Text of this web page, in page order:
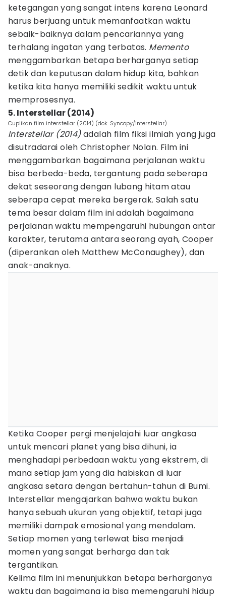
ketegangan yang sangat intens karena Leonard
harus berjuang untuk memanfaatkan waktu
sebaik-baiknya dalam pencariannya yang
terhalang ingatan yang terbatas. Memento
menggambarkan betapa berharganya setiap
detik dan keputusan dalam hidup kita, bahkan
ketika kita hanya memiliki sedikit waktu untuk
memprosesnya.
5. Interstellar (2014)
Cuplikan film interstellar (2014) (dok. Syncopy/interstellar)
Interstellar (2014)adalah film fiksi ilmiah yang juga
disutradarai oleh Christopher Nolan. Film ini
menggambarkan bagaimana perjalanan waktu
bisa berbeda-beda, tergantung pada seberapa
dekat seseorang dengan lubang hitam atau
seberapa cepat mereka bergerak. Salah satu
tema besar dalam film ini adalah bagaimana
perjalanan waktu mempengaruhi hubungan antar
karakter, terutama antara seorang ayah, Cooper
(diperankan oleh Matthew McConaughey), dan
anak-anaknya.
Ketika Cooper pergi menjelajahi luar angkasa
untuk mencari planet yang bisa dihuni, ia
menghadapi perbedaan waktu yang ekstrem, di
mana setiap jam yang dia habiskan di luar
angkasa setara dengan bertahun-tahun di Bumi.
Interstellar mengajarkan bahwa waktu bukan
hanya sebuah ukuran yang objektif, tetapi juga
memiliki dampak emosional yang mendalam.
Setiap momen yang terlewat bisa menjadi
momen yang sangat berharga dan tak
tergantikan.
Kelima film ini menunjukkan betapa berharganya
waktu dan bagaimana ia bisa memengaruhi hidup